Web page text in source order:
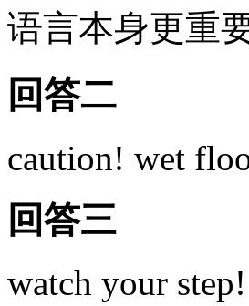
语言本身更重
回答二
caution! wet
回答三
watch your step!